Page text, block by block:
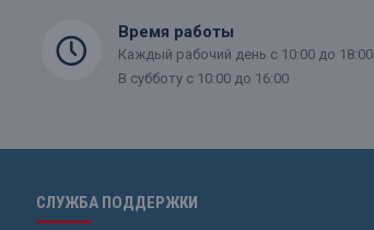
Время работы
Каждый рабочий день с 10:00 до 18:00
В субботу с 10:00 до 16:00
СЛУЖБА ПОДДЕРЖКИ